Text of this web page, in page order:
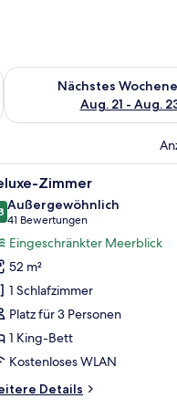
Aug. 14 -
Nächstes
Aug. 21 - Aug.
Überprüfe die
Fenster mit Blick auf die
einem Schreibtisch, einem
7 Zimmer
von 10
Außergewöhnlich
41 Bewertungen
(41
Bewertungen)
Eingeschränkter Meerblick
52 m²
1 Schlafzimmer
Platz für 3 Personen
1 King-Bett
Kostenloses WLAN
Details